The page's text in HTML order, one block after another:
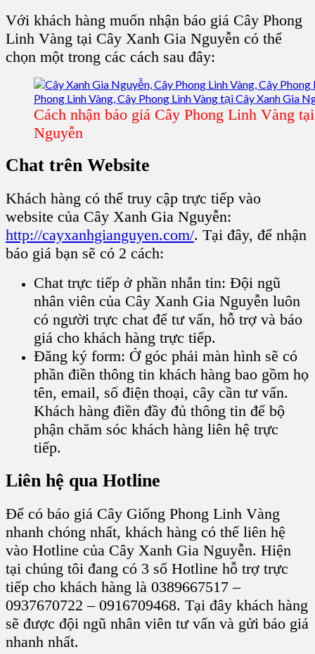
Với khách hàng muốn nhận báo giá Cây Phong
Linh Vàng tại Cây Xanh Gia Nguyễn có thể
chọn một trong các cách sau đây:
Cách nhận báo giá Cây Phong Linh Vàng
Nguyễn
Chat trên Website
Khách hàng có thể truy cập trực tiếp vào
website của Cây Xanh Gia Nguyễn:
http://cayxanhgianguyen.com/. Tại đây, để nhận
báo giá bạn sẽ có 2 cách:
Chat trực tiếp ở phần nhắn tin: Đội ngũ
nhân viên của Cây Xanh Gia Nguyễn luôn
có người trực chat để tư vấn, hỗ trợ và báo
giá cho khách hàng trực tiếp.
Đăng ký form: Ở góc phải màn hình sẽ có
phần điền thông tin khách hàng bao gồm họ
tên, email, số điện thoại, cây cần tư vấn.
Khách hàng điền đầy đủ thông tin để bộ
phận chăm sóc khách hàng liên hệ trực
tiếp.
Liên hệ qua Hotline
Để có báo giá Cây Giống Phong Linh Vàng
nhanh chóng nhất, khách hàng có thể liên hệ
vào Hotline của Cây Xanh Gia Nguyễn. Hiện
tại chúng tôi đang có 3 số Hotline hỗ trợ trực
tiếp cho khách hàng là 0389667517 –
0937670722 – 0916709468. Tại đây khách hàng
sẽ được đội ngũ nhân viên tư vấn và gửi báo giá
nhanh nhất.